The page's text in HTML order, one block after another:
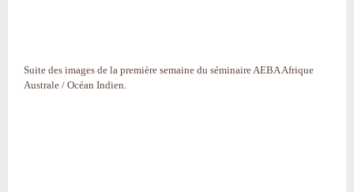
Suite des images de la première semaine du séminaire AEBA Afrique
Australe / Océan Indien.